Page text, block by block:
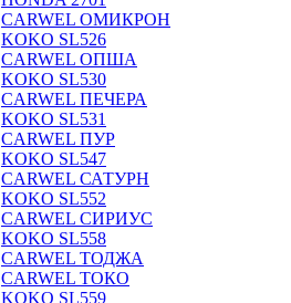
CARWEL ОМИКРОН
KOKO SL526
CARWEL ОПША
KOKO SL530
CARWEL ПЕЧЕРА
KOKO SL531
CARWEL ПУР
KOKO SL547
CARWEL САТУРН
KOKO SL552
CARWEL СИРИУС
KOKO SL558
CARWEL ТОДЖА
CARWEL ТОКО
KOKO SL559